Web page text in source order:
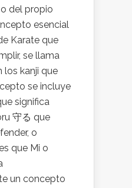
del propio
esencial
Karate que
se llama
los kanji que
se incluye
significa
守る que
o
que Mi o
un concepto